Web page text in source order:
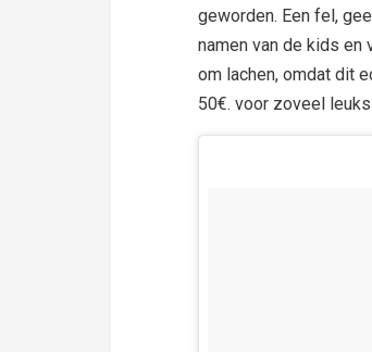
geworden. Een fel,
namen van de kids en
om lachen, omdat dit
50€. voor zoveel